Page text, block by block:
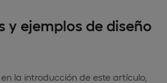
y ejemplos de diseño
la introducción de este artículo,